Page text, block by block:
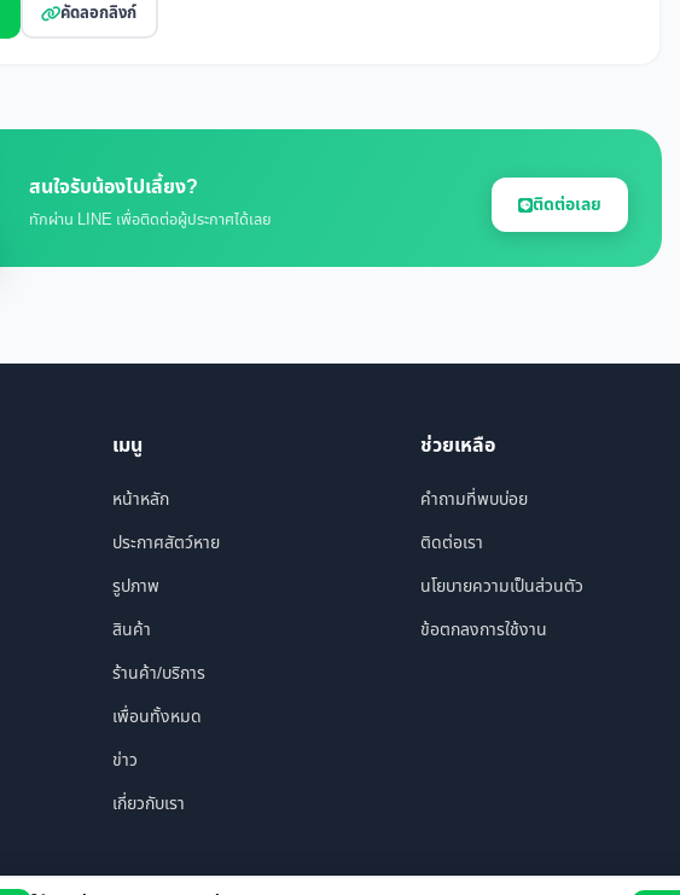
คัดลอกลิงก์
สนใจรับน้องไปเลี้ยง?
ทักผ่าน LINE เพื่อติดต่อผู้ประกาศได้เลย
ติดต่อเลย
เมนู
หน้าหลัก
ประกาศสัตว์หาย
รูปภาพ
สินค้า
ร้านค้า/บริการ
เพื่อนทั้งหมด
ข่าว
เกี่ยวกับเรา
ช่วยเหลือ
คำถามที่พบบ่อย
ติดต่อเรา
นโยบายความเป็นส่วนตัว
ข้อตกลงการใช้งาน